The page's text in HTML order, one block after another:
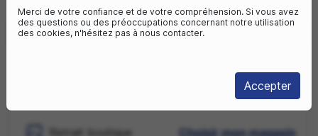
Merci de votre confiance et de votre compréhension. Si vous avez
des questions ou des préoccupations concernant notre utilisation
des cookies, n'hésitez pas à nous contacter.
Accepter
En stock
Livraison sous
3-4 jours
Retrait boutique Choisir mon magasin